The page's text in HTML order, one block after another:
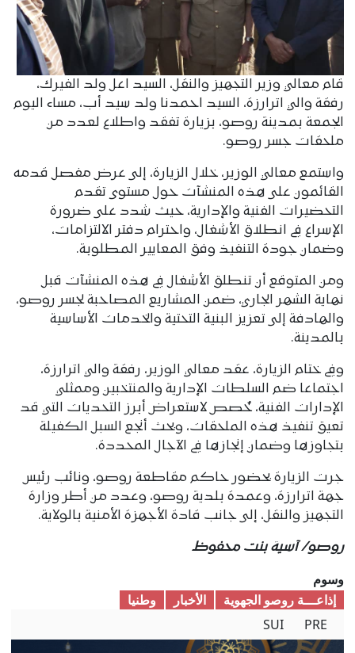
قام معالي وزير التجهيز والنقل، السيد اعل ولد الفيرك،
رفقة والي اترارزة، السيد احمدنا ولد سيد أب، مساء اليوم
الجمعة بمدينة روصو، بزيارة تفقد واطلاع لعدد من
ملحقات جسر روصو.
واستمع معالي الوزير، خلال الزيارة، إلى عرض مفصل قدمه
القائمون على هذه المنشآت حول مستوى تقدم
التحضيرات الفنية والإدارية، حيث شدد على ضرورة
الإسراع في انطلاق الأشغال، واحترام دفتر الالتزامات،
وضمان جودة التنفيذ وفق المعايير المطلوبة.
ومن المتوقع أن تنطلق الأشغال في هذه المنشآت قبل
نهاية الشهر الجاري، ضمن المشاريع المصاحبة لجسر روصو،
والهادفة إلى تعزيز البنية التحتية والخدمات الأساسية
بالمدينة.
وفي ختام الزيارة، عقد معالي الوزير، رفقة والي اترارزة،
اجتماعا ضم السلطات الإدارية والمنتخبين وممثلي
الإدارات الفنية، خُصص لاستعراض أبرز التحديات التي قد
تعيق تنفيذ هذه الملحقات، وبحث أنجع السبل الكفيلة
بتجاوزها وضمان إنجازها في الآجال المحددة.
جرت الزيارة بحضور حاكم مقاطعة روصو، ونائب رئيس
جهة اترارزة، وعمدة بلدية روصو، وعدد من أطر وزارة
التجهيز والنقل، إلى جانب قادة الأجهزة الأمنية بالولاية.
روصو/ آسية بنت محفوظ
وسوم
إذاعـــة روصو الجهوية
الأخبار
وطنیا
PRE
SUI